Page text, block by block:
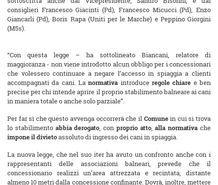
consiglieri Francesco Giacinti (Pd), Francesco Micucci (Pd), Enzo
Giancarli (Pd), Boris Rapa (Uniti per le Marche) e Peppino Giorgini
(M5s).
“Con questa legge – ha sottolineato Biancani, relatore di
maggioranza - non viene introdotto alcun obbligo per i concessionari
che volessero continuare a negare l’accesso in spiaggia a clienti
accompagnati da cani. Lanormativa introduceregole chiare e ben
precise per chi intende aprire il proprio stabilimento balneare ai cani
in maniera totale o anche solo parziale”.
Per far sì che questo avvenga occorrerà che il Comunein cui si trova
lo stabilimento abbia derogato, con proprio atto,alla normativa che
impone il divietoassoluto di ingresso dei cani in spiaggia.
La nuova legge, che nel suo iter ha avuto un confronto anche con i
rappresentanti delle associazioni balneari, prevede che il
concessionario realizzi un’area attrezzata e recintata, distante
almeno 10 metri dalla concessione confinante. Dovrà, inoltre, mettere